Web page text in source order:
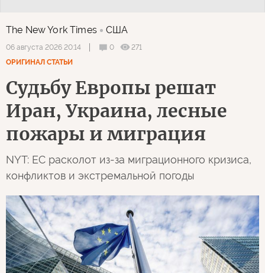
The New York Times США
06 августа 2026 20:14 0
271
ОРИГИНАЛ СТАТЬИ
Судьбу Европы решат
Иран, Украина, лесные
пожары и миграция
NYT: ЕС расколот из-за миграционного кризиса,
конфликтов и экстремальной погоды